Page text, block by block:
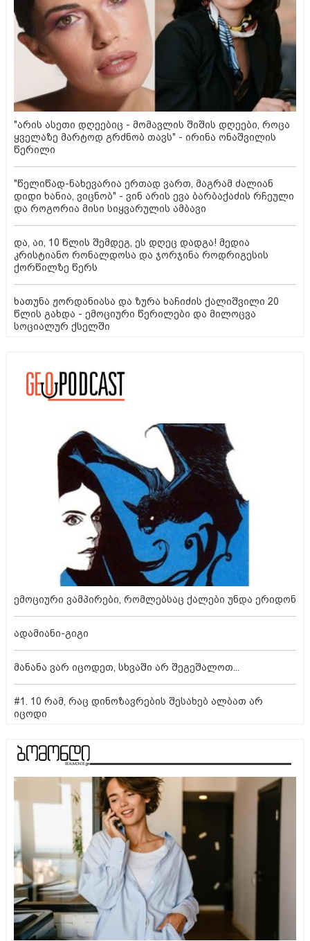
"არის ასეთი დღეებიც - მომავლის შიშის დღეები, როცა
ყველაზე მარტოდ გრძნობ თავს" - ირინა ონაშვილის
წერილი
"წელიწად-ნახევარია ერთად ვართ, მაგრამ ძალიან
დიდი ხანია, ვიცნობ" - ვინ არის ევა ბარბაქაძის რჩეული
და როგორია მისი სიყვარულის ამბავი
და, აი, 10 წლის შემდეგ, ეს დღეც დადგა! მედია
კრისტიანო რონალდოსა და ჯორჯინა როდრიგესის
ქორწილზე წერს
ხათუნა ჟორდანიასა და ზურა ხაჩიძის ქალიშვილი 20
წლის გახდა - ემოციური წერილები და მილოცვა
სოციალურ ქსელში
ემოციური ვამპირები, რომლებსაც ქალები უნდა ერიდონ
ადამიანი-გიგი
მანანა ვარ იცოდეთ, სხვაში არ შეგეშალოთ...
#1. 10 რამ, რაც დინოზავრების შესახებ ალბათ არ
იცოდი